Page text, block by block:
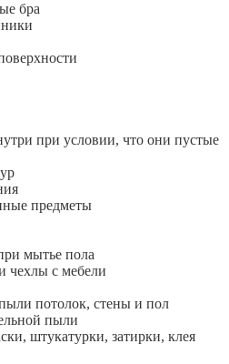
бра
при условии, что они пустые
предметы
мытье пола
чехлы с мебели
потолок, стены и пол
пыли
штукатурки, затирки, клея